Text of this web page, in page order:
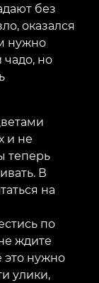
без
оказался
нужно
чадо, но
и не
теперь
В
на
по
ждите
это нужно
улики,